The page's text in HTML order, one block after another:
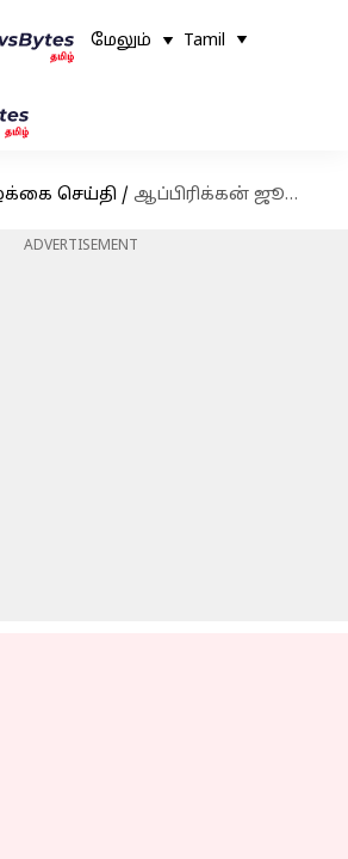
மேலும் Tamil
செய்தி / ஆப்பிரிக்கன் ஜூஜூப் விதைகள்: உங்கள் குடல் ஆரோக்கிய ரகசியம்!
ADVERTISEMENT